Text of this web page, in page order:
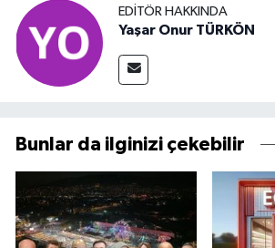
EDITÖR HAKKINDA
Yaşar Onur TÜRKÖN
Bunlar da ilginizi çekebilir